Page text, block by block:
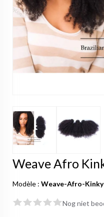
Weave Afro
Modèle : Weave-Afro-
Nog niet